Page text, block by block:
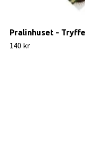
Pralinhuset -
140 kr